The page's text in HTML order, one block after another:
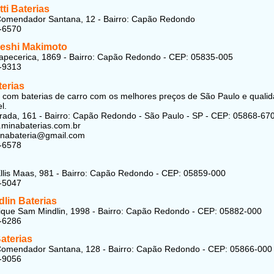
Baterias
Santana, 12 - Bairro: Capão Redondo
6570
Makimoto
1869 - Bairro: Capão Redondo - CEP: 05835-005
com baterias de carro com os melhores preços de São Paulo e
161 - Bairro: Capão Redondo - São Paulo - SP - CEP: 05868-
6578
Maas, 981 - Bairro: Capão Redondo - CEP: 05859-000
Baterias
Sam Mindlin, 1998 - Bairro: Capão Redondo - CEP: 05882-000
6286
Santana, 128 - Bairro: Capão Redondo - CEP: 05866-000
9056